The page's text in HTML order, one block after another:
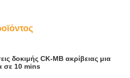
δοκιμής CK-ΜΒ ακρίβειας μια
σε 10 mins